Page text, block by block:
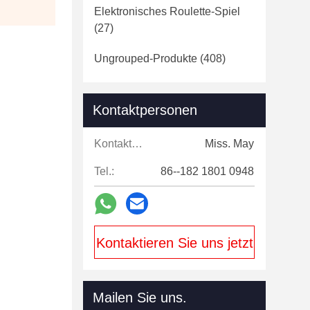
Elektronisches Roulette-Spiel
(27)
Ungrouped-Produkte (408)
Kontaktpersonen
Kontaktpersonen: Miss. May
Tel.: 86--182 1801 0948
Kontaktieren Sie uns jetzt
Mailen Sie uns.